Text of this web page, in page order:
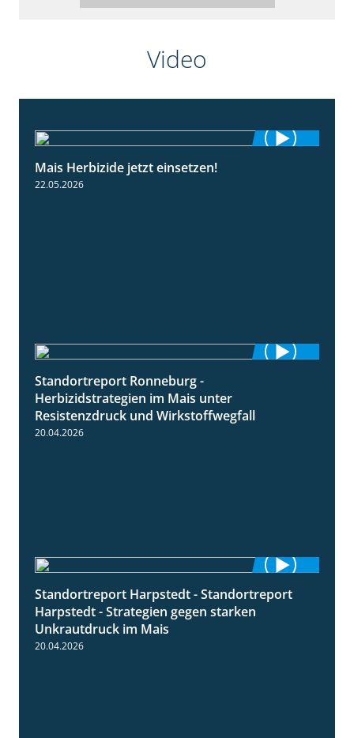
Video
Mais Herbizide jetzt einsetzen!
22.05.2026
Standortreport Ronneburg -
Herbizidstrategien im Mais unter
Resistenzdruck und Wirkstoffwegfall
20.04.2026
9:11
Standortreport Harpstedt - Standortreport
Harpstedt - Strategien gegen starken
Unkrautdruck im Mais
20.04.2026